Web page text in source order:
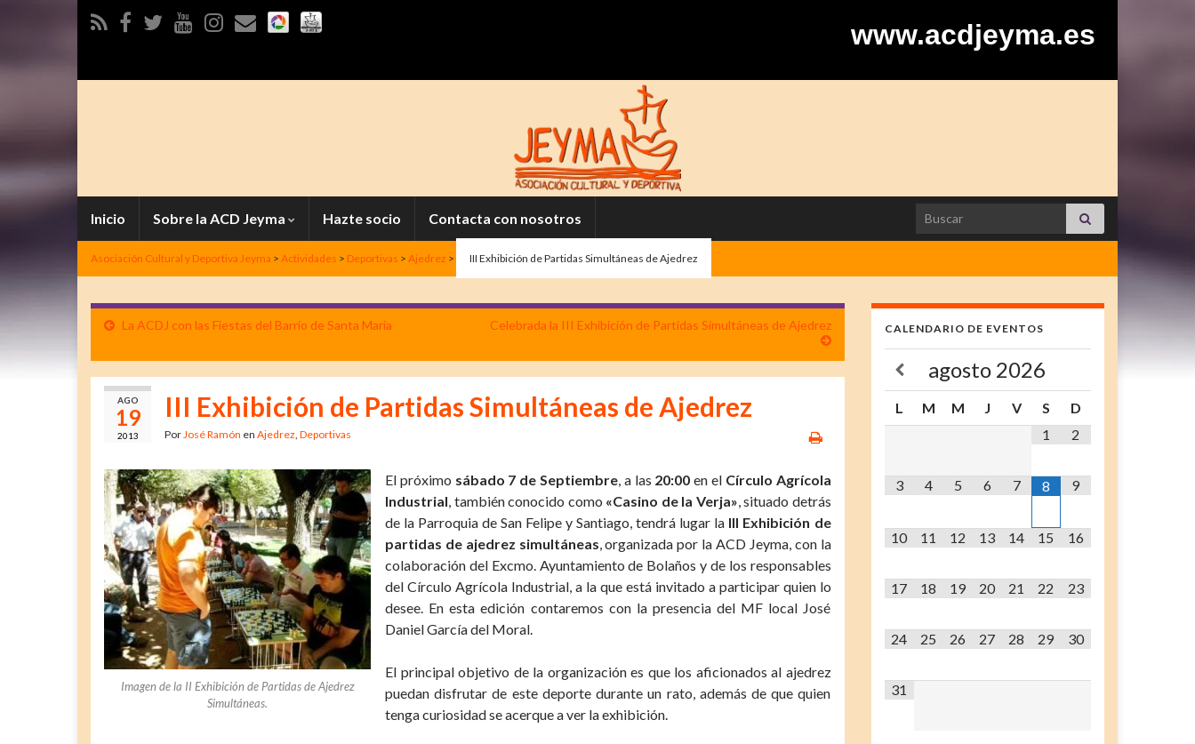
www.acdjeyma.es
Inicio Sobre la ACD Jeyma Hazte socio Contacta con nosotros Search for:
Asociación Cultural y Deportiva Jeyma > Actividades > Deportivas > Ajedrez > III Exhibición de Partidas Simultáneas de Ajedrez
La ACDJ con las Fiestas del Barrio de Santa María Celebrada la III Exhibición de Partidas Simultáneas de Ajedrez
AGO
19
2013
III Exhibición de Partidas Simultáneas de Ajedrez
Por José Ramón en Ajedrez Deportivas
Imagen de la II Exhibición de Partidas de Ajedrez
Simultáneas.
El próximo sábado 7 de Septiembre, a las 20:00 en el Círculo Agrícola
Industrial , también conocido como «Casino de la Verja» , situado detrás
de la Parroquia de San Felipe y Santiago, tendrá lugar la III Exhibición de
partidas de ajedrez simultáneas , organizada por la ACD Jeyma, con la
colaboración del Excmo. Ayuntamiento de Bolaños y de los responsables
del Círculo Agrícola Industrial, a la que está invitado a participar quien lo
desee. En esta edición contaremos con la presencia del MF local José
Daniel García del Moral.
El principal objetivo de la organización es que los aficionados al ajedrez
puedan disfrutar de este deporte durante un rato, además de que quien
tenga curiosidad se acerque a ver la exhibición.
CALENDARIO DE EVENTOS
agosto 2026
L M M J V S
D
1
2
3 4 5 6 7 8 9
10 11 12 13 14 15 16
17 18 19 20 21 22 23
24 25 26 27 28 29 30
31